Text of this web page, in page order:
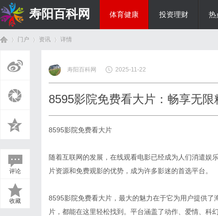
寿阳百科网 体育健康 投资理财 热
门户 资讯
›
详情
评论
收藏
寿阳百科网 2025-11-22
8595影院免费看大片：畅享无
8595影院免费看大片
随着互联网的发展，在线观看电影已经成为人们消遣娱
片资源和免费观影的优势，成为许多影迷的首选平台。
8595影院免费看大片，最大的魅力在于它为用户提供
片，都能在这里轻松找到。平台涵盖了动作、爱情、